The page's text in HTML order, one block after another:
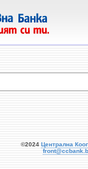
©2024 Централна